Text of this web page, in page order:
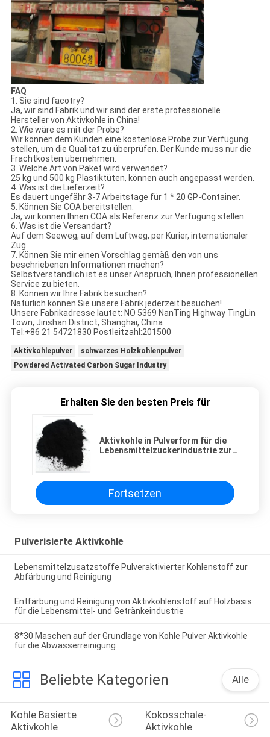
FAQ
1. Sie sind facotry?
Ja, wir sind Fabrik und wir sind der erste professionelle
Hersteller von Aktivkohle in China!
2. Wie wäre es mit der Probe?
Wir können dem Kunden eine kostenlose Probe zur Verfügung
stellen, um die Qualität zu überprüfen. Der Kunde muss nur die
Frachtkosten übernehmen.
3. Welche Art von Paket wird verwendet?
25 kg und 500 kg Plastiktüten, können auch angepasst werden.
4. Was ist die Lieferzeit?
Es dauert ungefähr 3-7 Arbeitstage für 1 * 20 GP-Container.
5. Können Sie COA bereitstellen.
Ja, wir können Ihnen COA als Referenz zur Verfügung stellen.
6. Was ist die Versandart?
Auf dem Seeweg, auf dem Luftweg, per Kurier, internationaler
Zug
7. Können Sie mir einen Vorschlag gemäß den von uns
beschriebenen Informationen machen?
Selbstverständlich ist es unser Anspruch, Ihnen professionellen
Service zu bieten.
8. Können wir Ihre Fabrik besuchen?
Natürlich können Sie unsere Fabrik jederzeit besuchen!
Unsere Fabrikadresse lautet: NO 5369 NanTing Highway TingLin
Town, Jinshan District, Shanghai, China
Tel:+86 21 54721830 Postleitzahl:201500
Aktivkohlepulver
schwarzes Holzkohlenpulver
Powdered Activated Carbon Sugar Industry
Erhalten Sie den besten Preis für
Aktivkohle in Pulverform für die
Lebensmittelzuckerindustrie zur
Fortsetzen
Pulverisierte Aktivkohle
Lebensmittelzusatzstoffe Pulveraktivierter Kohlenstoff zur
Abfärbung und Reinigung
Entfärbung und Reinigung von Aktivkohlenstoff auf Holzbasis
für die Lebensmittel- und Getränkeindustrie
8*30 Maschen auf der Grundlage von Kohle Pulver Aktivkohle
für die Abwasserreinigung
Beliebte Kategorien Alle
Kohle Basierte
Aktivkohle
Kokosschale-
Aktivkohle